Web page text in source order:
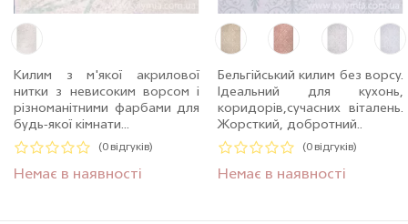
Килим з м'якої акрилової
нитки з невисоким ворсом і
різноманітними фарбами для
будь-якої кімнати...
(0 відгуків)
Немає в наявності
Бельгійський килим без ворсу.
Ідеальний для кухонь,
коридорів,сучасних віталень.
Жорсткий, добротний..
(0 відгуків)
Немає в наявності